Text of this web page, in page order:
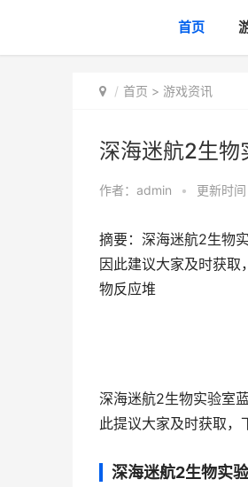
首页
首页 > 游戏资讯
深海迷航2生物
作者： admin • 更新时
摘要：深海迷航2生物
因此建议大家及时获
物反应堆
深海迷航2生物实验室
此提议大家及时获取，
深海迷航2生物实